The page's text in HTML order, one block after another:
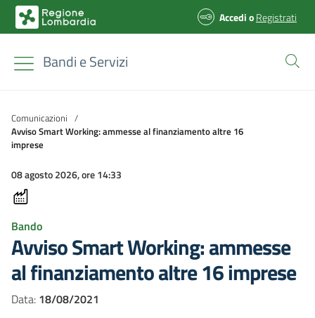
AccedioRegistrati
Bandi e Servizi
Comunicazioni /
Avviso Smart Working: ammesse al finanziamento altre 16
imprese
08 agosto 2026, ore 14:33
Bando
Avviso Smart Working: ammesse
al finanziamento altre 16 imprese
Data: 18/08/2021